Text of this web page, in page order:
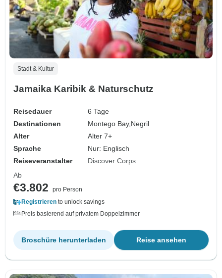
Stadt & Kultur
Jamaika Karibik & Naturschutz
Reisedauer
6 Tage
Destinationen
Montego Bay,Negril
Alter
Alter 7+
Sprache
Nur: Englisch
Reiseveranstalter
Discover Corps
Ab
€3.802
pro Person
Registrieren to unlock savings
Preis basierend auf privatem Doppelzimmer
Reise ansehen
Broschüre herunterladen